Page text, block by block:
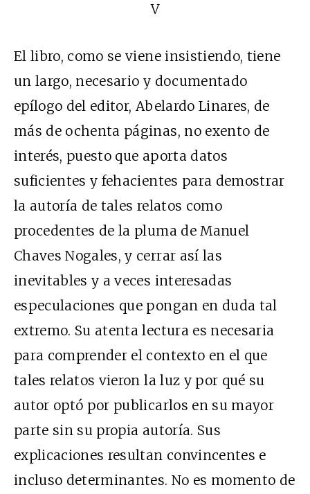
V
El libro, como se viene insistiendo, tiene
un largo, necesario y documentado
epílogo del editor, Abelardo Linares, de
más de ochenta páginas, no exento de
interés, puesto que aporta datos
suficientes y fehacientes para demostrar
la autoría de tales relatos como
procedentes de la pluma de Manuel
Chaves Nogales, y cerrar así las
inevitables y a veces interesadas
especulaciones que pongan en duda tal
extremo. Su atenta lectura es necesaria
para comprender el contexto en el que
tales relatos vieron la luz y por qué su
autor optó por publicarlos en su mayor
parte sin su propia autoría. Sus
explicaciones resultan convincentes e
incluso determinantes. No es momento de